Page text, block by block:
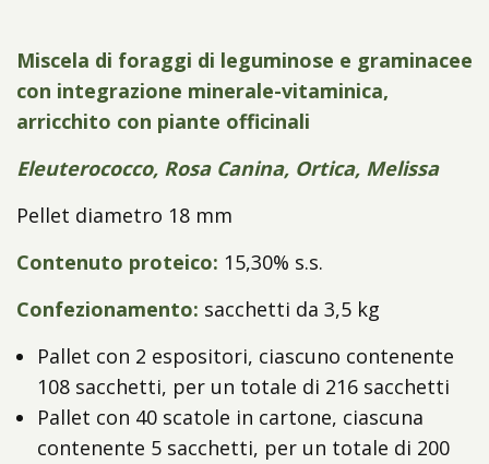
Miscela di foraggi di leguminose e graminacee
con integrazione minerale-vitaminica,
arricchito con piante officinali
Eleuterococco, Rosa Canina, Ortica, Melissa
Pellet diametro 18 mm
Contenuto proteico: 15,30% s.s.
Confezionamento: sacchetti da 3,5 kg
Pallet con 2 espositori, ciascuno contenente
108 sacchetti, per un totale di 216 sacchetti
Pallet con 40 scatole in cartone, ciascuna
contenente 5 sacchetti, per un totale di 200